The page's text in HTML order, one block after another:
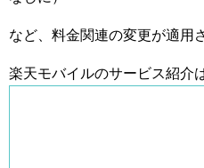
など、料金関連の変更が適用
楽天モバイルのサービス紹介